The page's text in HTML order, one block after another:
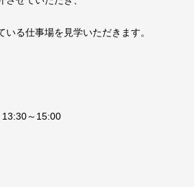
る仕事場を見学いただきます。
～15:00